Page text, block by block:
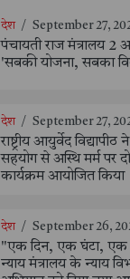
देश / September 27,
पंचायती राज मंत्रालय
'सबकी योजना, सबका
देश / September 27,
राष्ट्रीय आयुर्वेद
सहयोग से अस्थि मर्म पर
कार्यक्रम आयोजित किया
देश / September 26,
"एक दिन, एक घंटा, एक
न्याय मंत्रालय के न्याय